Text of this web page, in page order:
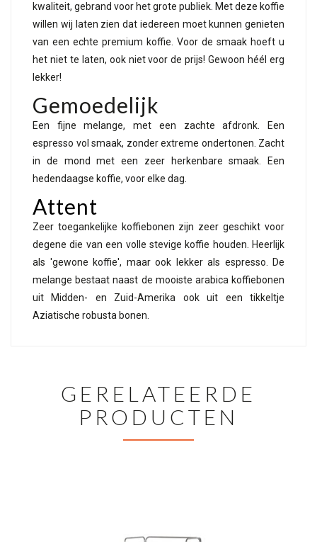
kwaliteit, gebrand voor het grote publiek. Met deze koffie
willen wij laten zien dat iedereen moet kunnen genieten
van een echte premium koffie. Voor de smaak hoeft u
het niet te laten, ook niet voor de prijs! Gewoon héél erg
lekker!
Gemoedelijk
Een fijne melange, met een zachte afdronk. Een
espresso vol smaak, zonder extreme ondertonen. Zacht
in de mond met een zeer herkenbare smaak. Een
hedendaagse koffie, voor elke dag.
Attent
Zeer toegankelijke koffiebonen zijn zeer geschikt voor
degene die van een volle stevige koffie houden. Heerlijk
als 'gewone koffie', maar ook lekker als espresso. De
melange bestaat naast de mooiste arabica koffiebonen
uit Midden- en Zuid-Amerika ook uit een tikkeltje
Aziatische robusta bonen.
GERELATEERDE
PRODUCTEN